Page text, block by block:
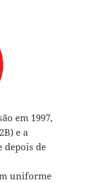
em 1997,
e a
depois de
uniforme